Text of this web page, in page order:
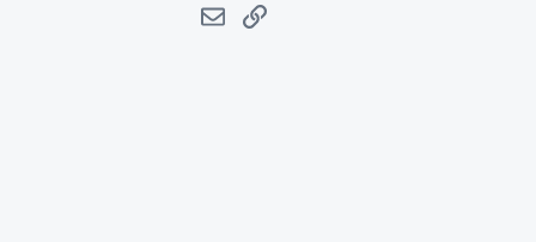
E-mailLien